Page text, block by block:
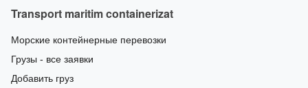
Transport maritim containerizat
Морские контейнерные перевозки
Грузы - все заявки
Добавить груз